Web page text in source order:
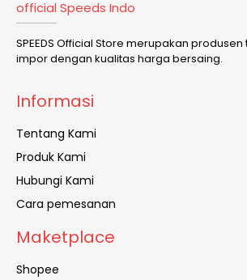
official Speeds Indo
SPEEDS Official Store merupakan
impor dengan kualitas harga bersaing.
Informasi
Tentang Kami
Produk Kami
Hubungi Kami
Cara pemesanan
Maketplace
Shopee